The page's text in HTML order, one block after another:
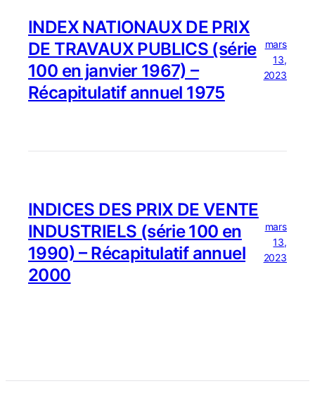
INDEX NATIONAUX DE PRIX
DE TRAVAUX PUBLICS (série
100 en janvier 1967) –
Récapitulatif annuel 1975
mars
13,
2023
INDICES DES PRIX DE VENTE
INDUSTRIELS (série 100 en
1990) – Récapitulatif annuel
2000
mars
13,
2023